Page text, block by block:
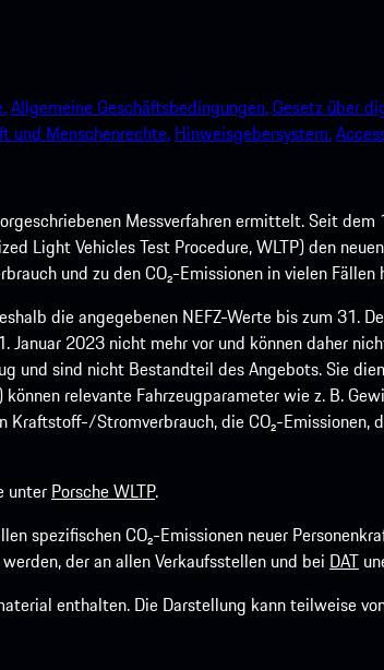
Allgemeine Geschäftsbedingungen.Gesetz über
und Menschenrechte. Hinweisgebersystem.
Messverfahren ermittelt. Seit
Light Vehicles Test Procedure, WLTP) den
und zu den CO₂-Emissionen in vielen
die angegebenen NEFZ-Werte bis zum 31.
2023 nicht mehr vor und können daher
und sind nicht Bestandteil des Angebots. Sie
relevante Fahrzeugparameter wie z. B.
Stromverbrauch, die CO₂-Emissionen,
unter Porsche WLTP.
spezifischen CO₂-Emissionen neuer
der an allen Verkaufsstellen und bei DAT
enthalten. Die Darstellung kann teilweise